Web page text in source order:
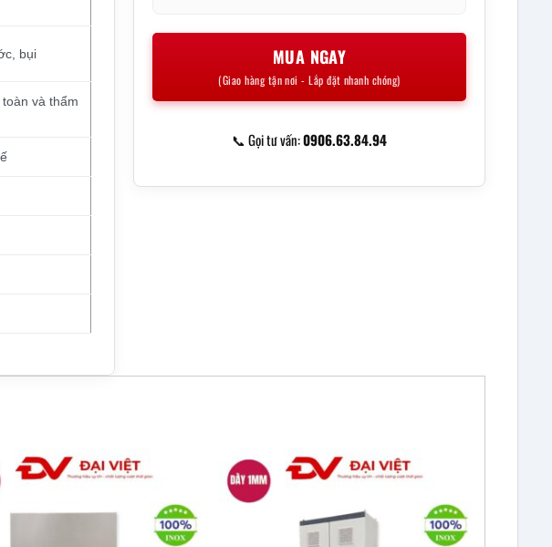
bụi
và thẩm
MUA NGAY
(Giao hàng tận nơi - Lắp đặt nhanh chóng)
📞 Gọi tư vấn:0906.63.84.94